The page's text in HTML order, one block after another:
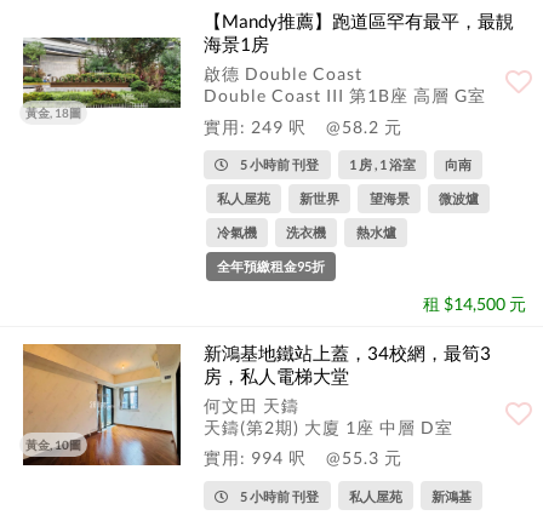
黃金, 18圖
【Mandy推薦】跑道區罕有最平，最靚
海景1房
啟德 Double Coast
Double Coast III 第1B座 高層 G室
實用: 249 呎
@58.2 元
5 小時前 刊登 1 房 , 1 浴室 向南
私人屋苑 新世界 望海景 微波爐
冷氣機 洗衣機 熱水爐
全年預繳租金95折
租 $14,500 元
黃金, 10圖
新鴻基地鐵站上蓋，34校網，最筍3
房，私人電梯大堂
何文田 天鑄
天鑄(第2期) 大廈 1座 中層 D室
實用: 994 呎
@55.3 元
5 小時前 刊登 私人屋苑 新鴻基